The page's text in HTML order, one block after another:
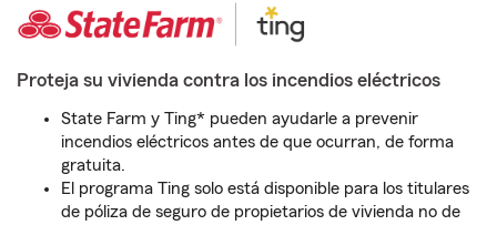
Proteja su vivienda contra los incendios eléctricos
State Farm y Ting* pueden ayudarle a prevenir
incendios eléctricos antes de que ocurran, de forma
gratuita.
El programa Ting solo está disponible para los titulares
de póliza de seguro de propietarios de vivienda no de